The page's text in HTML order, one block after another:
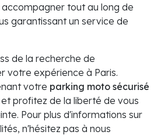
tout au long de
garantissant un service de
de la recherche de
votre expérience à Paris.
votre parking moto sécurisé
et profitez de la liberté de vous
Pour plus d'informations sur
n'hésitez pas à nous